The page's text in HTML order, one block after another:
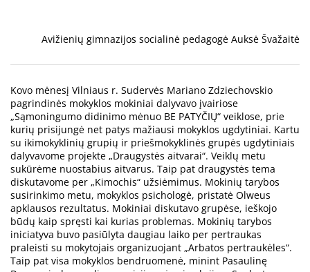
Avižienių gimnazijos socialinė pedagogė Auksė Švažaitė
Kovo mėnesį Vilniaus r. Sudervės Mariano Zdziechovskio
pagrindinės mokyklos mokiniai dalyvavo įvairiose
„Sąmoningumo didinimo mėnuo BE PATYČIŲ“ veiklose, prie
kurių prisijungė net patys mažiausi mokyklos ugdytiniai. Kartu
su ikimokyklinių grupių ir priešmokyklinės grupės ugdytiniais
dalyvavome projekte „Draugystės aitvarai“. Veiklų metu
sukūrėme nuostabius aitvarus. Taip pat draugystės tema
diskutavome per „Kimochis“ užsiėmimus. Mokinių tarybos
susirinkimo metu, mokyklos psichologė, pristatė Olweus
apklausos rezultatus. Mokiniai diskutavo grupėse, ieškojo
būdų kaip spręsti kai kurias problemas. Mokinių tarybos
iniciatyva buvo pasiūlyta daugiau laiko per pertraukas
praleisti su mokytojais organizuojant „Arbatos pertraukėles“.
Taip pat visa mokyklos bendruomenė, minint Pasaulinę